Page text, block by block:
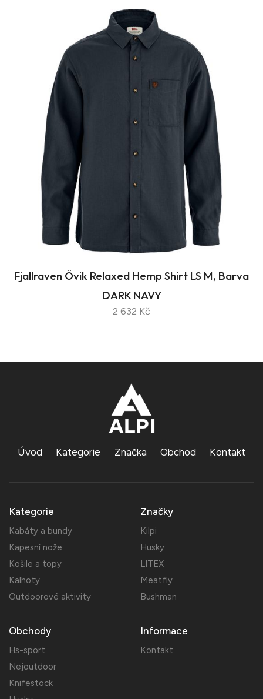
Fjallraven Övik Relaxed Hemp Shirt LS M, Barva
DARK NAVY
2 632 Kč
Úvod Kategorie Značka Obchod Kontakt
Kategorie
Kabáty a bundy
Kapesní nože
Košile a topy
Kalhoty
Outdoorové aktivity
Značky
Kilpi
Husky
LITEX
Meatfly
Bushman
Obchody
Hs-sport
Nejoutdoor
Knifestock
Informace
Kontakt